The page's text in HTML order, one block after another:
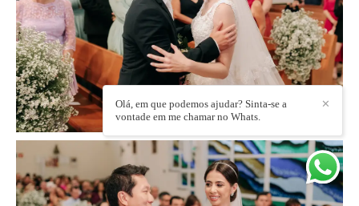
✕
Olá, em que podemos ajudar? Sinta-se a
vontade em me chamar no Whats.